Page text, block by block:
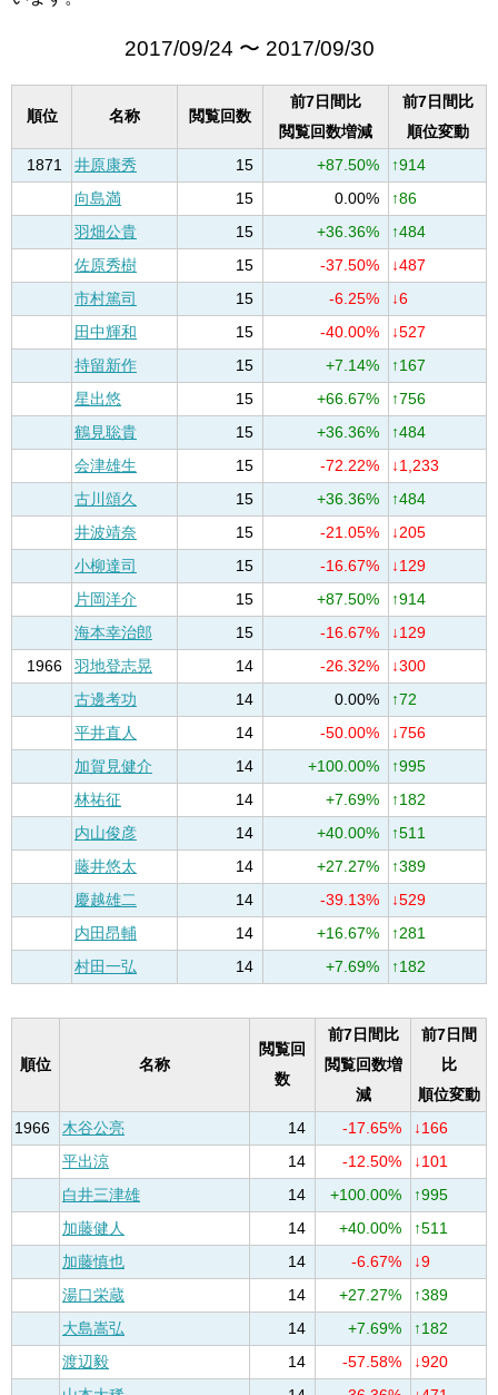
2017/09/24 〜 2017/09/30
順位 名称 閲覧回数
前7日間比
閲覧回数増減
前7日間比
順位変動
1871
井原康秀 15 +87.50%
↑914
向島満
15 0.00%
↑86
羽畑公貴
15 +36.36%
↑484
佐原秀樹
15 -37.50%
↓487
市村篤司
15 -6.25%
↓6
田中輝和
15 -40.00%
↓527
持留新作
15 +7.14%
↑167
星出悠
15 +66.67%
↑756
鶴見聡貴
15 +36.36%
↑484
会津雄生
15 -72.22%
↓1,233
古川頌久
15 +36.36%
↑484
井波靖奈
15 -21.05%
↓205
小柳達司
15 -16.67%
↓129
片岡洋介
15 +87.50%
↑914
海本幸治郎
15 -16.67%
↓129
1966
羽地登志晃 14 -26.32%
↓300
古邊考功
14 0.00%
↑72
平井直人
14 -50.00%
↓756
加賀見健介
14 +100.00%
↑995
林祐征
14 +7.69%
↑182
内山俊彦
14 +40.00%
↑511
藤井悠太
14 +27.27%
↑389
慶越雄二
14 -39.13%
↓529
内田昂輔
14 +16.67%
↑281
村田一弘
14 +7.69% ↑182
順位 名称
閲覧回
数
前7日間比
閲覧回数増
減
前7日間
比
順位変動
1966
木谷公亮 14 -17.65%
↓166
平出涼
14 -12.50%
↓101
白井三津雄
14 +100.00%
↑995
加藤健人
14 +40.00%
↑511
加藤慎也
14 -6.67%
↓9
湯口栄蔵
14 +27.27%
↑389
大島嵩弘
14 +7.69%
↑182
渡辺毅
14 -57.58%
↓920